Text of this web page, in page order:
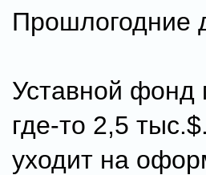
Прошлогодние
Уставной фонд
где-то 2,5
уходит на